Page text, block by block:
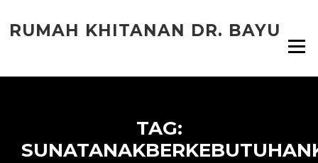
konten
RUMAH KHITANAN DR. BAYU
Menu
TAG: